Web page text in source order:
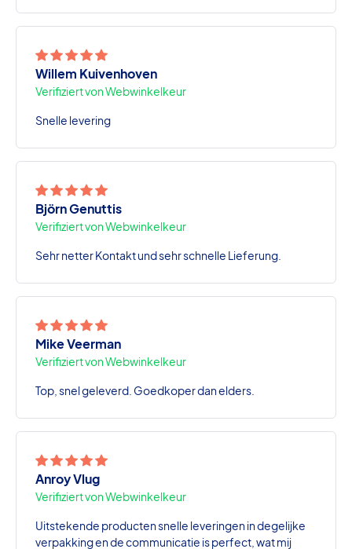
Willem Kuivenhoven
Verifiziert von Webwinkelkeur
Snelle levering
Björn Genuttis
Verifiziert von Webwinkelkeur
Sehr netter Kontakt und sehr schnelle Lieferung.
Mike Veerman
Verifiziert von Webwinkelkeur
Top, snel geleverd. Goedkoper dan elders.
Anroy Vlug
Verifiziert von Webwinkelkeur
Uitstekende producten snelle leveringen in degelijke
verpakking en de communicatie is perfect, wat mij